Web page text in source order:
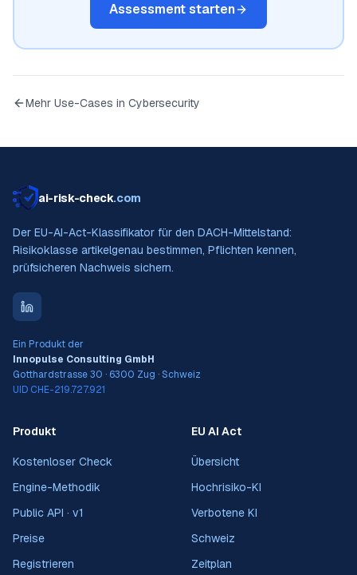
Assessment starten
Mehr Use-Cases in Cybersecurity
ai-risk-check.com
Der EU-AI-Act-Klassifikator für den DACH-Mittelstand:
Risikoklasse artikelgenau bestimmen, Pflichten kennen,
prüfsicheren Nachweis sichern.
Ein Produkt der
Innopulse Consulting GmbH
Gotthardstrasse 30 · 6300 Zug · Schweiz
UID CHE-219.727.921
Produkt
Kostenloser Check
Engine-Methodik
Public API · v1
Preise
Registrieren
EU AI Act
Übersicht
Hochrisiko-KI
Verbotene KI
Schweiz
Zeitplan